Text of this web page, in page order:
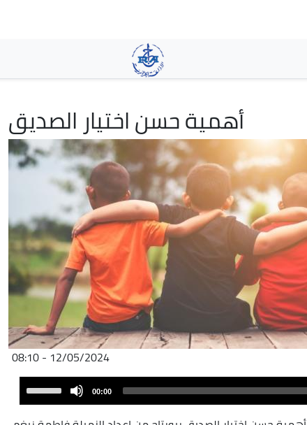
contenu
principal
أهمية حسن اختيار الصديق
12/05/2024 - 08:10
Player
00:00